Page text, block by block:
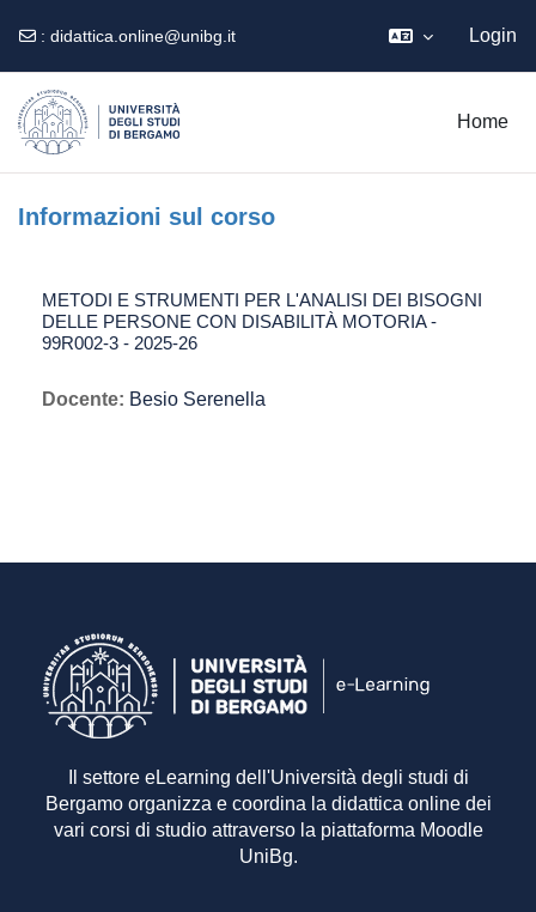
: didattica.online@unibg.it Login
Home
Informazioni sul corso
METODI E STRUMENTI PER L'ANALISI DEI BISOGNI
DELLE PERSONE CON DISABILITÀ MOTORIA -
99R002-3 - 2025-26
Docente: Besio Serenella
Il settore eLearning dell'Università degli studi di
Bergamo organizza e coordina la didattica online dei
vari corsi di studio attraverso la piattaforma Moodle
UniBg.